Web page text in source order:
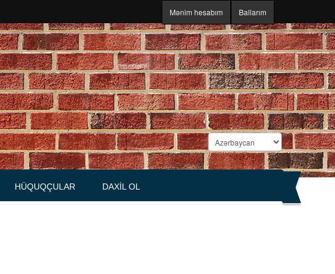
Mənim hesabım Ballarım
HÜQUQÇULAR DAXIL OL